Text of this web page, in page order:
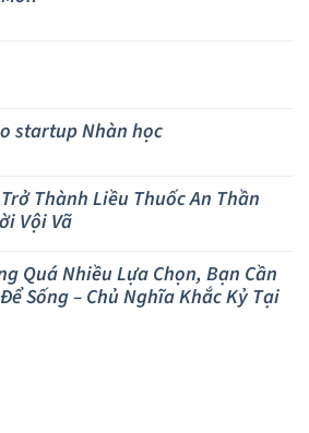
startup Nhàn học
Thành Liều Thuốc An Thần
Vội Vã
Quá Nhiều Lựa Chọn, Bạn Cần
Sống – Chủ Nghĩa Khắc Kỷ Tại